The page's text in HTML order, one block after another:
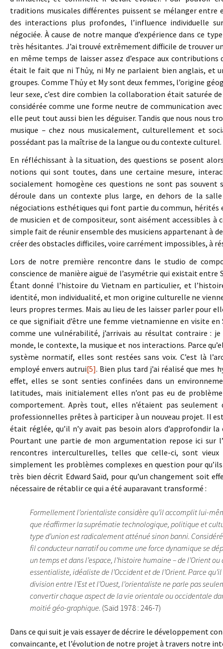
traditions musicales différentes puissent se mélanger
des interactions plus profondes, l’influence individuelle
négociée. À cause de notre manque d’expérience dans ce
très hésitantes. J’ai trouvé extrêmement difficile de trouver
en même temps de laisser assez d’espace aux
était le fait que ni Thủy, ni My ne parlaient bien anglais, et
groupes. Comme Thủy et My sont deux femmes, l’origine
leur sexe, c’est dire combien la collaboration était saturée
considérée comme une forme neutre de communication
elle peut tout aussi bien les déguiser. Tandis que nous nous
musique – chez nous musicalement, culturellement et
possédant pas la maîtrise de la langue ou du contexte culturel.
En réfléchissant à la situation, des questions se posent
notions qui sont toutes, dans une certaine mesure,
socialement homogène ces questions ne sont pas
déroule dans un contexte plus large, en dehors de la
négociations esthétiques qui font partie du commun,
de musicien et de compositeur, sont aisément accessibles
simple fait de réunir ensemble des musiciens appartenant à
créer des obstacles difficiles, voire carrément impossibles, à
Lors de notre première rencontre dans le studio de
conscience de manière aiguë de l’asymétrie qui existait
Étant donné l’histoire du Vietnam en particulier, et
identité, mon individualité, et mon origine culturelle ne
leurs propres termes. Mais au lieu de les laisser parler pour
ce que signifiait d’être une femme vietnamienne en visite
comme une vulnérabilité, j’arrivais au résultat contraire :
monde, le contexte, la musique et nos interactions. Parce
système normatif, elles sont restées sans voix. C’est là
employé envers autrui[5]. Bien plus tard j’ai réalisé que mes
effet, elles se sont senties confinées dans un
latitudes, mais initialement elles n’ont pas eu de
comportement. Après tout, elles n’étaient pas seulement
professionnelles prêtes à participer à un nouveau projet. Il
était réglée, qu’il n’y avait pas besoin alors d’approfondir
Pourtant une partie de mon argumentation repose ici sur
rencontres interculturelles, telles que celle-ci, sont
simplement les problèmes complexes en question pour
très bien décrit Edward Saïd, pour qu’un changement soit
nécessaire de rétablir ce qui a été auparavant transformé :
Formellement l’orientaliste considère qu’il accomplit lui-
que réaffirmer la suprématie technologique, politique et
type d’union est radicalement atténué sinon banni.
fil conducteur narratif ou comme une force dynamique se
un temps et dans l’espace, l’histoire humaine – de l’Orient
essentialiste, idéaliste de l’Occident et de l’Orient. Parce
division entre l’Est et l’Ouest, l’orientaliste ne parle pas
convertir chaque aspect de la vie orientale ou occidentale
moitié géo-graphique. (Saïd 1978 : 246-7)
Dans ce qui suit je vais essayer de décrire le développement
convaincante, et l’évolution de notre projet à travers notre